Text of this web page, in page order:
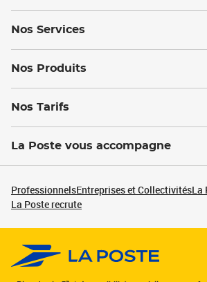
Nos Services
Nos Produits
Nos Tarifs
La Poste vous accompagne
ProfessionnelsEntreprises et CollectivitésLa
La Poste recrute